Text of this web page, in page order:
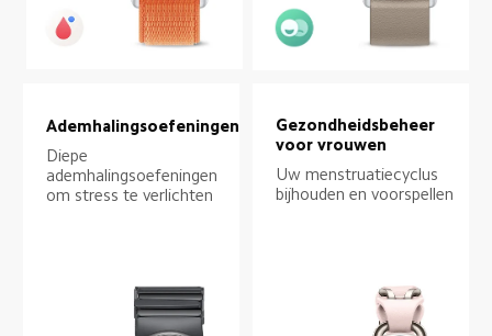
Ademhalingsoefeningen
Diepe
ademhalingsoefeningen
om stress te verlichten
Gezondheidsbeheer
voor vrouwen
Uw menstruatiecyclus
bijhouden en voorspellen